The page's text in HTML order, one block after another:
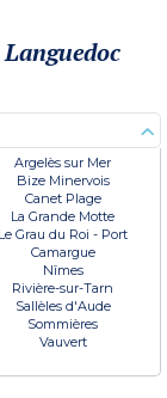
Argelès sur Mer
Bize Minervois
Canet Plage
La Grande Motte
Le Grau du Roi - Port
Camargue
Nîmes
Rivière-sur-Tarn
Sallèles d'Aude
Sommières
Vauvert